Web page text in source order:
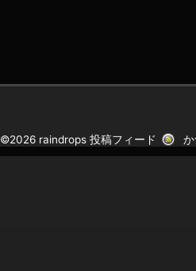
©2026 raindrops投稿フィード